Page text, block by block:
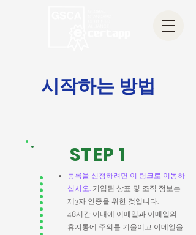
시작하는 방법
STEP 1
등록을 신청하려면 이 링크로 이동하
십시오. 기입된 상표 및 조직 정보는
제3자 인증을 위한 것입니다.
48시간 이내에 이메일과 이메일의
휴지통에 주의를 기울이고 이메일을